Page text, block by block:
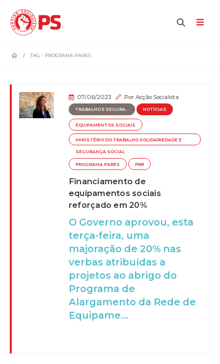
TAG - PROGRAMA PARES
07/06/2023 PorAcção Socialista
TRABALHO E SEGURA... NOTÍCIAS
EQUIPAMENTOS SOCIAIS
MINISTÉRIO DO TRABALHO SOLIDARIEDADE E
SEGURANÇA SOCIAL
PROGRAMA PARES PRR
Financiamento de
equipamentos sociais
reforçado em 20%
O Governo aprovou, esta
terça-feira, uma
majoração de 20% nas
verbas atribuídas a
projetos ao abrigo do
Programa de
Alargamento da Rede de
Equipame...